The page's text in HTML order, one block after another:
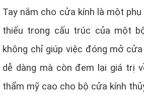
Tay nắm cho cửa kính là một
thiếu trong cấu trúc của một
không chỉ giúp việc đóng mở
dễ dàng mà còn đem lại giá trị
thẩm mỹ cao cho bộ cửa kính